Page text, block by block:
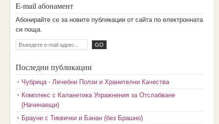
E-mail абонамент
Aбoниpaйтe ce зa нoвитe пyбликaции oт caйтa пo eлeктpoннaтa
cи пoщa.
Последни публикации
Чубрица - Лечебни Ползи и Хранителни Качества
Комплекс с Каланетика Упражнения за Отслабване
(Начинаещи)
Брауни с Тиквички и Банан (без Брашно)